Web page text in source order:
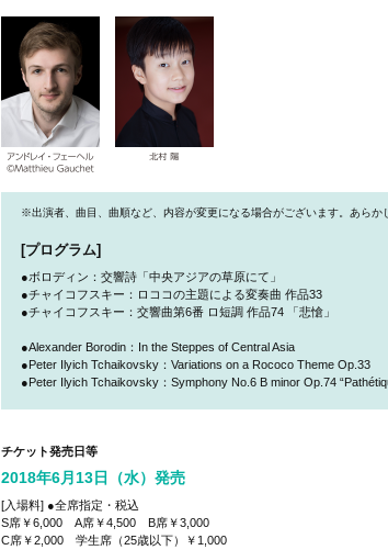
※出演者、曲目、曲順など、内容が変更になる場合がございます。あらか
[プログラム]
●ボロディン：交響詩「中央アジアの草原にて」
●チャイコフスキー：ロココの主題による変奏曲 作品33
●チャイコフスキー：交響曲第6番 ロ短調 作品74 「悲愴」
●Alexander Borodin：In the Steppes of Central Asia
●Peter Ilyich Tchaikovsky：Variations on a Rococo Theme Op.33
●Peter Ilyich Tchaikovsky：Symphony No.6 B minor Op.74
チケット発売日等
2018年6月13日（水）発売
[入場料] ●全席指定・税込
S席￥6,000 A席￥4,500 B席￥3,000
C席￥2,000 学生席（25歳以下）￥1,000